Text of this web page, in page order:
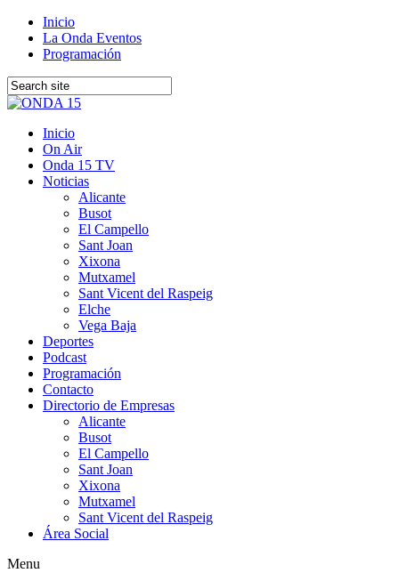
Inicio
La Onda Eventos
Programación
Inicio
On Air
Onda 15 TV
Noticias
Alicante
Busot
El Campello
Sant Joan
Xixona
Mutxamel
Sant Vicent del Raspeig
Elche
Vega Baja
Deportes
Podcast
Programación
Contacto
Directorio de Empresas
Alicante
Busot
El Campello
Sant Joan
Xixona
Mutxamel
Sant Vicent del Raspeig
Área Social
Menu